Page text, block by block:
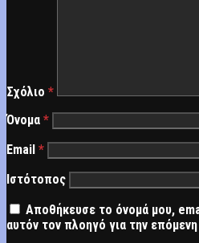
Σχόλιο *
Όνομα *
Email *
Ιστότοπος
Αποθήκευσε το όνομά μου,
αυτόν τον πλοηγό για την